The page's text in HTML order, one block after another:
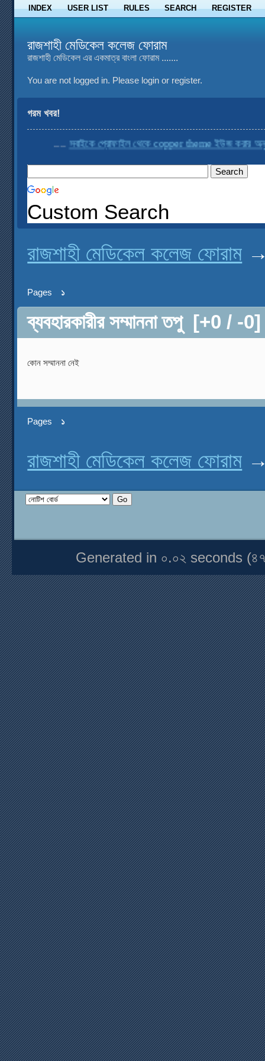
INDEX USER LIST RULES SEARCH REGISTER
রাজশাহী মেডিকেল কলেজ ফোরাম
রাজশাহী মেডিকেল এর একমাত্র বাংলা ফোরাম .......
You are not logged in. Please login or register.
গরম খবর!
....সবাইকে প্রোফাইল থেকে copper theme ইউজ করার
Custom Search
রাজশাহী মেডিকেল কলেজ ফোরাম
Pages ১
ব্যবহারকারীর সম্মাননা তপু [+0 / -
কোন সম্মাননা নেই
Pages ১
রাজশাহী মেডিকেল কলেজ ফোরাম
Generated in ০.০২ seconds